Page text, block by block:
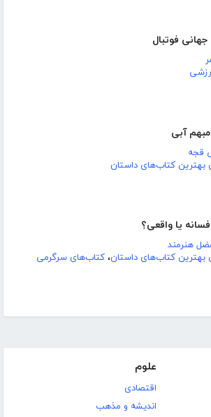
فوتبال
آبی
قجه
بهترین کتاب‌های داستان
یا واقعی؟
هنرمند
بهترین کتاب‌های داستان، کتاب‌های سرگرمی
علوم
اقتصادی
اندیشه و مذهب